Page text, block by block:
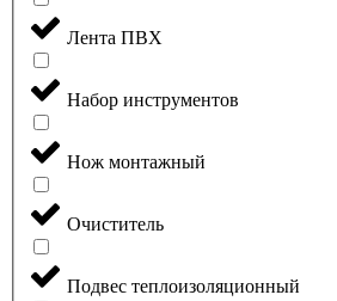
Лента ПВХ
Набор инструментов
Нож монтажный
Очиститель
Подвес теплоизоляционный